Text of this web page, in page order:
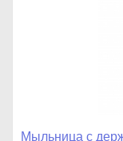
Мыльница с